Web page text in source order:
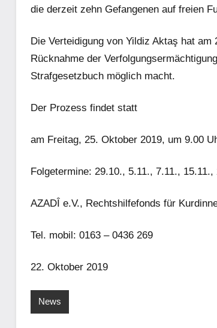
die derzeit zehn Gefangenen auf freien
Die Verteidigung von Yildiz Aktaş hat
Rücknahme der
Strafgesetzbuch möglich macht.
Der Prozess findet statt
am Freitag, 25. Oktober 2019, um 9.00
Folgetermine: 29.10., 5.11., 7.11.,
AZADÎ e.V., Rechtshilfefonds für
Tel. mobil: 0163 – 0436 269
22. Oktober 2019
News